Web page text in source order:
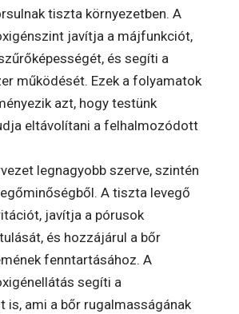
tiszta környezetben. A
javítja a májfunkciót,
és segíti a
működését. Ezek a folyamatok
azt, hogy testünk
eltávolítani a felhalmozódott
legnagyobb szerve, szintén
A tiszta levegő
javítja a pórusok
és hozzájárul a bőr
fenntartásához. A
segíti a
is, ami a bőr rugalmasságának